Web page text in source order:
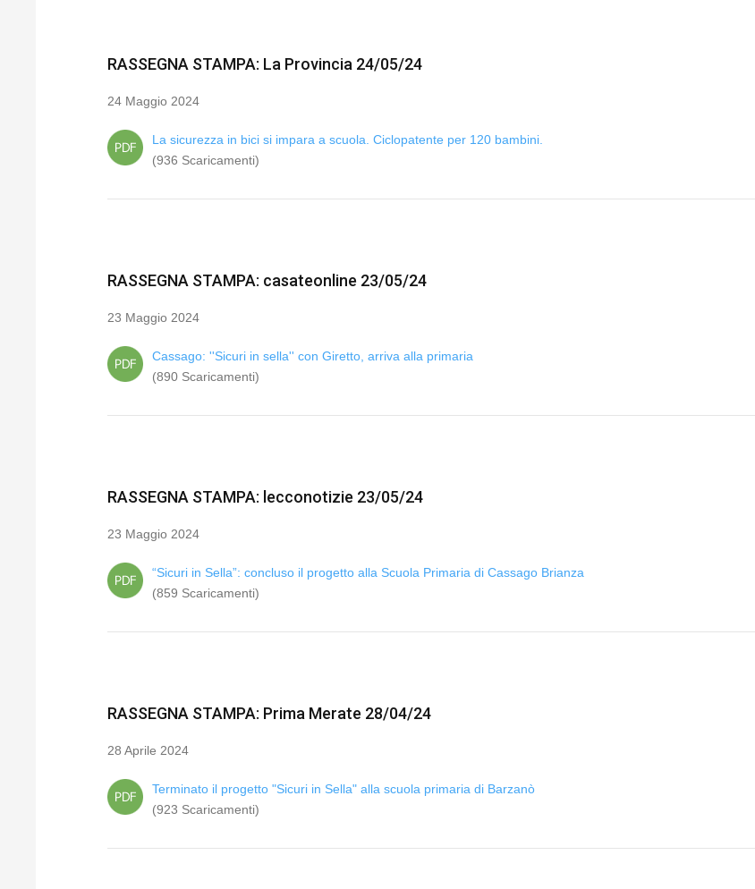
RASSEGNA STAMPA: La Provincia 24/05/24
24 Maggio 2024
La sicurezza in bici si impara a scuola. Ciclopatente per 120 bambini.
(936 Scaricamenti)
RASSEGNA STAMPA: casateonline 23/05/24
23 Maggio 2024
Cassago: ''Sicuri in sella'' con Giretto, arriva alla primaria
(890 Scaricamenti)
RASSEGNA STAMPA: lecconotizie 23/05/24
23 Maggio 2024
“Sicuri in Sella”: concluso il progetto alla Scuola Primaria di Cassago Brianza
(859 Scaricamenti)
RASSEGNA STAMPA: Prima Merate 28/04/24
28 Aprile 2024
Terminato il progetto "Sicuri in Sella" alla scuola primaria di Barzanò
(923 Scaricamenti)